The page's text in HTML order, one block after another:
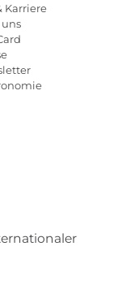
Karriere
uns